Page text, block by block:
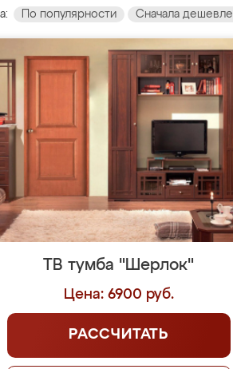
По популярности Сначала дешевле
ТВ тумба "Шерлок"
Цена: 6900 руб.
РАССЧИТАТЬ